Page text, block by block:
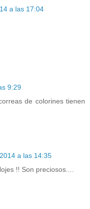
a las 17:04
9:29
de colorines tienen
a las 14:35
!! Son preciosos....